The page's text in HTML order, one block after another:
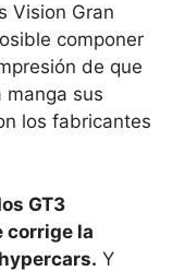
Vision Gran
componer
de que
manga sus
los fabricantes
GT3
corrige la
Y